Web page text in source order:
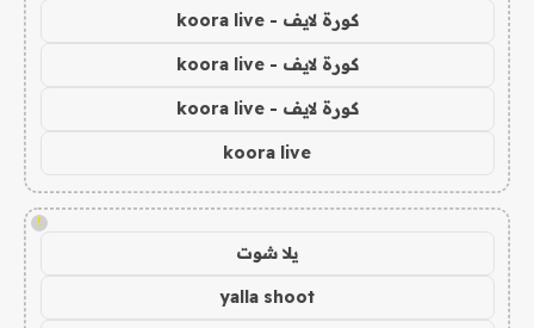
كورة لايف - koora live
كورة لايف - koora live
كورة لايف - koora live
koora live
!
يلا شوت
yalla shoot